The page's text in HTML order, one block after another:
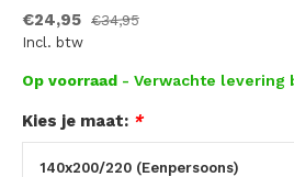
€24,95 €34,95
Incl. btw
Op voorraad - Verwachte levering
Kies je maat: *